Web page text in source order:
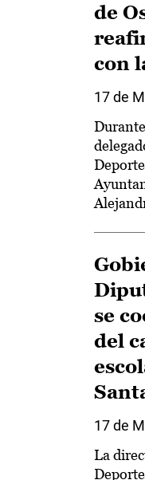
de
con
17 de
se
del
17 de
La